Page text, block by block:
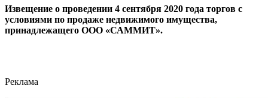
Извещение о проведении 4 сентября 2020 года торгов с
условиями по продаже недвижимого имущества,
принадлежащего ООО «САММИТ».
Реклама